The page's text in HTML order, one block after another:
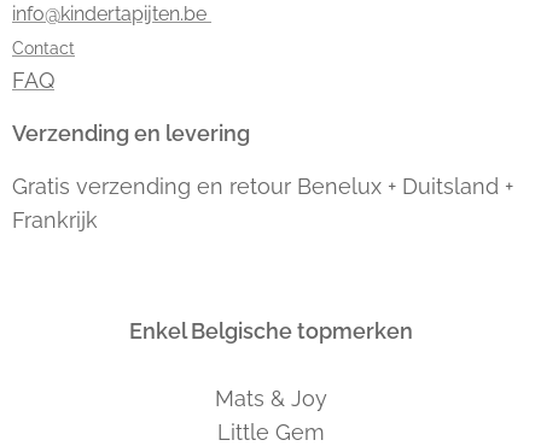
info@kindertapijten.be
Contact
FAQ
Verzending en levering
Gratis verzending en retour Benelux + Duitsland +
Frankrijk
Enkel Belgische topmerken
Mats & Joy
Little Gem